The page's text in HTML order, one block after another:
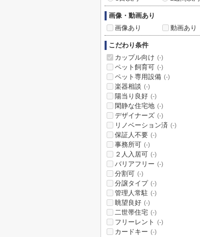
画像・動画あり
画像あり
動画あり
こだわり条件
カップル向け (-)
ペット飼育可 (-)
ペット専用設備 (-)
楽器相談 (-)
陽当り良好 (-)
閑静な住宅地 (-)
デザイナーズ (-)
リノベーション済 (-)
保証人不要 (-)
事務所可 (-)
２人入居可 (-)
バリアフリー (-)
分割可 (-)
分譲タイプ (-)
管理人常駐 (-)
眺望良好 (-)
二世帯住宅 (-)
フリーレント (-)
カードキー (-)